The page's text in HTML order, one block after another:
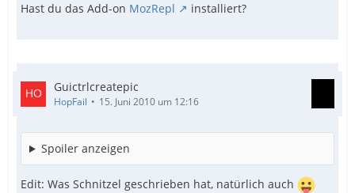
Hast du das Add-on MozRepl installiert?
Guictrlcreatepic
HopFail 15. Juni 2010 um 12:16
Spoiler anzeigen
Edit: Was Schnitzel geschrieben hat, natürlich auch